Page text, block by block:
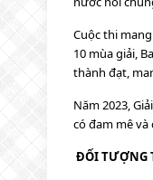
Cuộc thi
10 mùa giải,
thành đạt,
Năm 2023,
có đam mê
ĐỐI TƯỢNG